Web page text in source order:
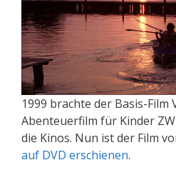
1999 brachte der Basis-Film
Abenteuerfilm für Kinder
die Kinos. Nun ist der Film
auf DVD erschienen.